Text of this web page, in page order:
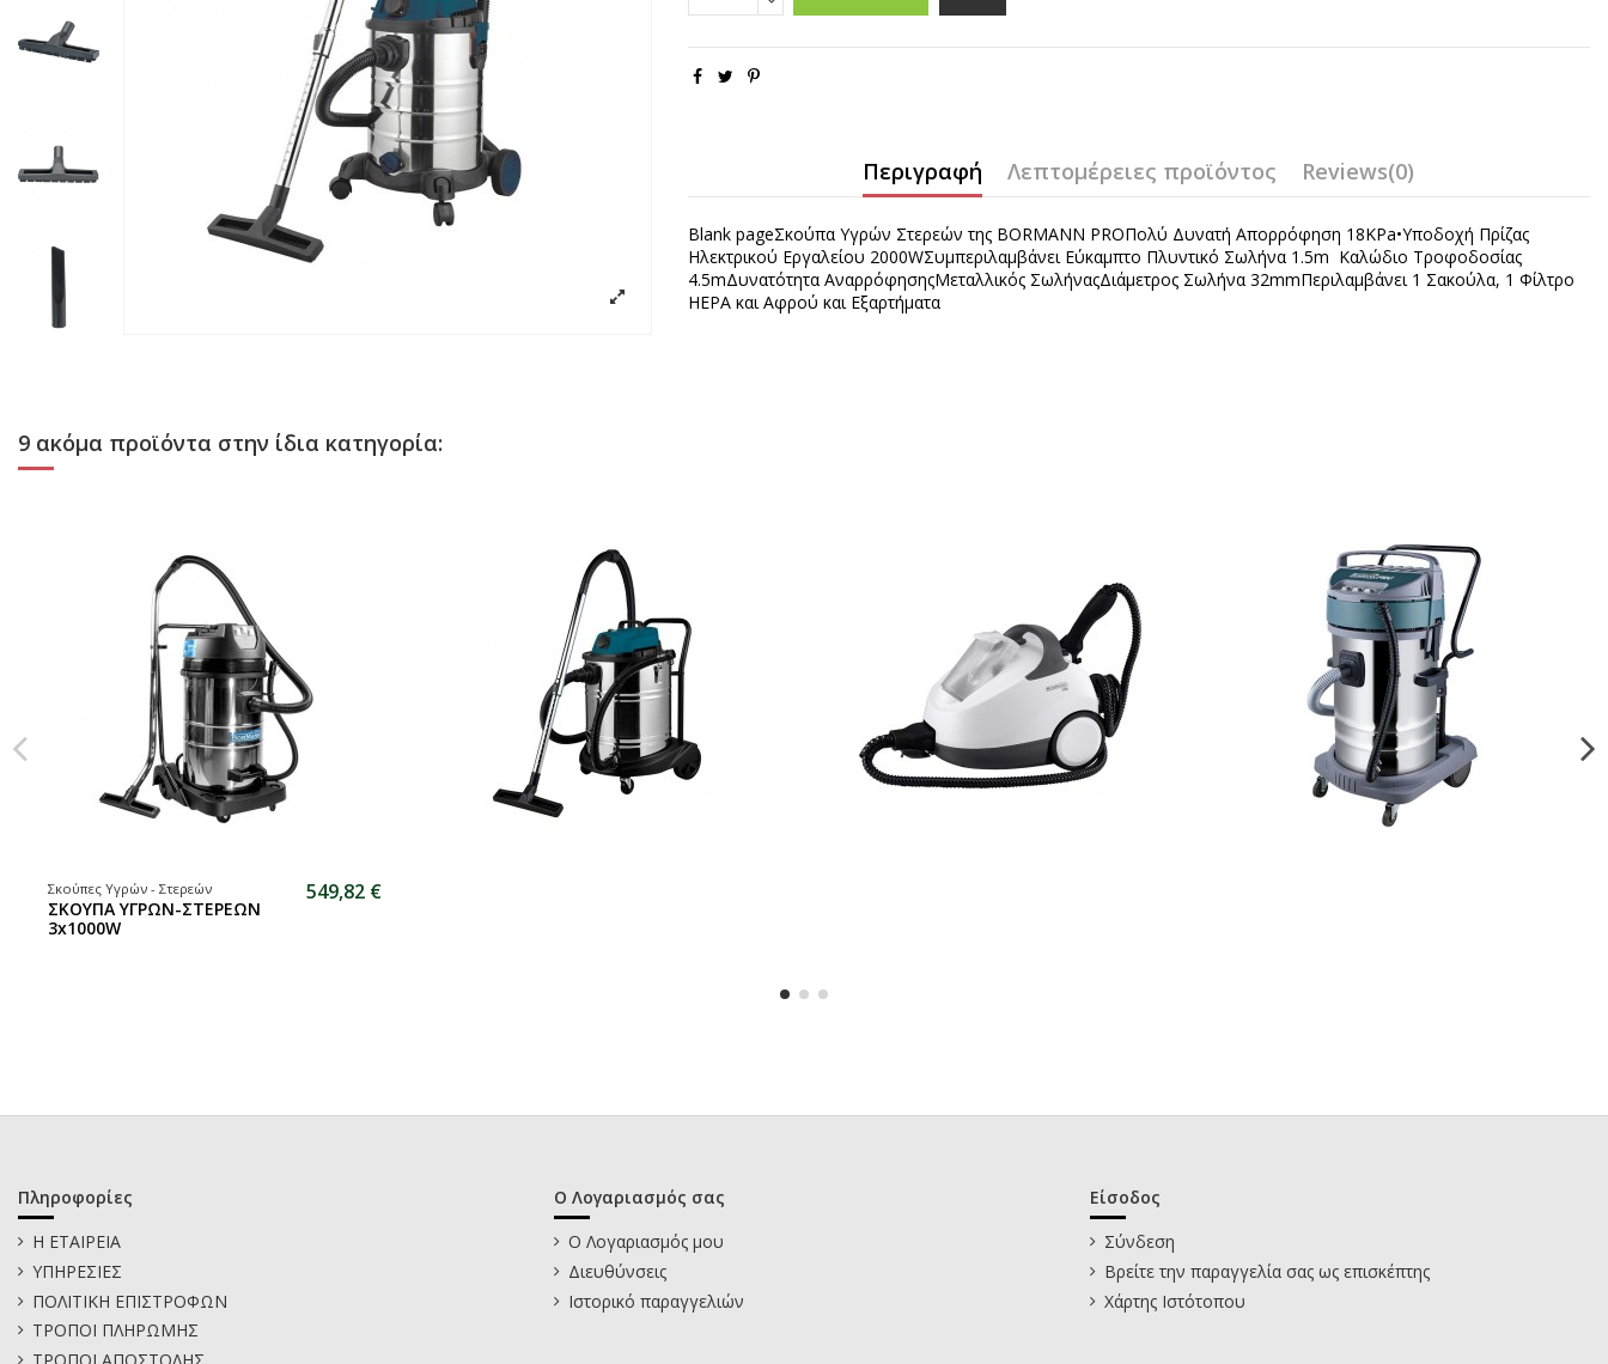
Περιγραφή Λεπτομέρειες προϊόντος Reviews(0)
Blank pageΣκούπα Υγρών Στερεών της BORMANN PROΠολύ Δυνατή Απορρόφηση 18KPa•Υποδοχή Πρίζας
Ηλεκτρικού Εργαλείου 2000WΣυμπεριλαμβάνει Εύκαμπτο Πλυντικό Σωλήνα 1.5m Καλώδιο Τροφοδοσίας
4.5mΔυνατότητα ΑναρρόφησηςΜεταλλικός ΣωλήναςΔιάμετρος Σωλήνα 32mmΠεριλαμβάνει 1 Σακούλα, 1 Φίλτρο
HEPA και Αφρού και Εξαρτήματα
9 ακόμα προϊόντα στην ίδια κατηγορία:
Σκούπες Υγρών - Στερεών
ΣΚΟΥΠΑ ΥΓΡΩΝ-ΣΤΕΡΕΩΝ
3x1000W
549,82 €
Πληροφορίες
Η ΕΤΑΙΡΕΙΑ
ΥΠΗΡΕΣΙΕΣ
ΠΟΛΙΤΙΚΗ ΕΠΙΣΤΡΟΦΩΝ
ΤΡΟΠΟΙ ΠΛΗΡΩΜΗΣ
Ο Λογαριασμός σας
Ο Λογαριασμός μου
Διευθύνσεις
Ιστορικό παραγγελιών
Είσοδος
Σύνδεση
Βρείτε την παραγγελία σας ως επισκέπτης
Χάρτης Ιστότοπου